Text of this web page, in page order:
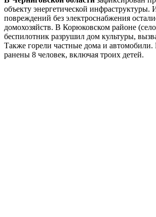
объекту энергетической инфраструктуры.
повреждений без электроснабжения
домохозяйств. В Корюковском районе
беспилотник разрушил дом культуры,
Также горели частные дома и автомобили.
ранены 8 человек, включая троих детей.